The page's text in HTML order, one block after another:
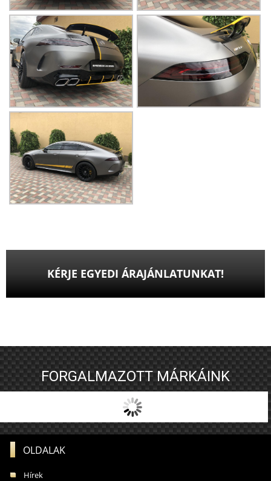
KÉRJE EGYEDI ÁRAJÁNLATUNKAT!
FORGALMAZOTT MÁRKÁINK
OLDALAK
Hírek